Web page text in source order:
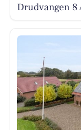
Drudvangen 8